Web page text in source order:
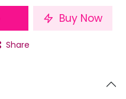
Buy Now
Share